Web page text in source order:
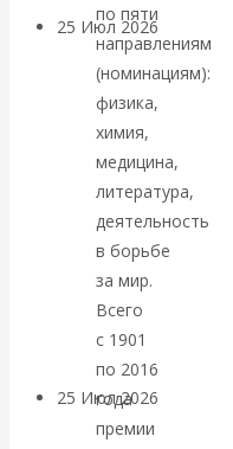
25 Июл 2026
Валентин
КАтасонов.
Может ли
Америка
покинуть
25 Июл 2026
интервью и беседы
по пяти
направлениям
(номинациям):
физика,
химия,
медицина,
литература,
деятельность
в борьбе
за мир.
Всего
с 1901
по 2016
года
премии